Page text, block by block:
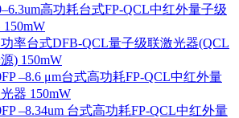
高功耗台式FP-QCL中红外量子级
功率台式DFB-QCL量子级联激光器(QCL
) 150mW
–8.6 μm台式高功耗FP-QCL中红外量
器 150mW
–8.34um 台式高功耗FP-QCL中红外量